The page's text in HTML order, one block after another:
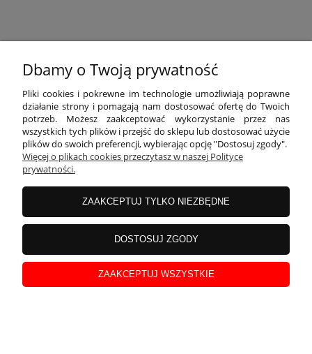
krzyżyk i zielone listki
Szatka na Chrzest z dowolnym imieniem i datą -
zielone listki z aniołkiem
Dbamy o Twoją prywatność
Pliki cookies i pokrewne im technologie umożliwiają poprawne
działanie strony i pomagają nam dostosować ofertę do Twoich
potrzeb. Możesz zaakceptować wykorzystanie przez nas
wszystkich tych plików i przejść do sklepu lub dostosować użycie
plików do swoich preferencji, wybierając opcję "Dostosuj zgody".
Więcej o plikach cookies przeczytasz w naszej Polityce
prywatności.
ZAAKCEPTUJ TYLKO NIEZBĘDNE
DOSTOSUJ ZGODY
ZAAKCEPTUJ WSZYSTKIE